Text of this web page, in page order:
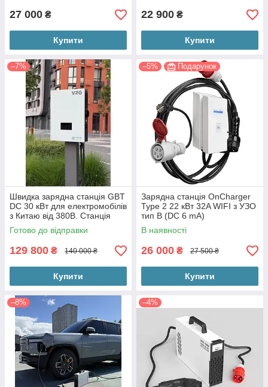
27 000 ₴
Купити
22 900 ₴
Купити
–7%
Швидка зарядна станція GBT
DC 30 кВт для електромобілів
з Китаю від 380В. Станція
постійного струму 200-1000V
DC.
Готово до відправки
129 800 ₴ 140 000 ₴
Купити
–5% Подарунок
Зарядна станція OnCharger
Type 2 22 кВт 32A WIFI з УЗО
тип B (DC 6 mA)
В наявності
26 000 ₴ 27 500 ₴
Купити
–8% –4%